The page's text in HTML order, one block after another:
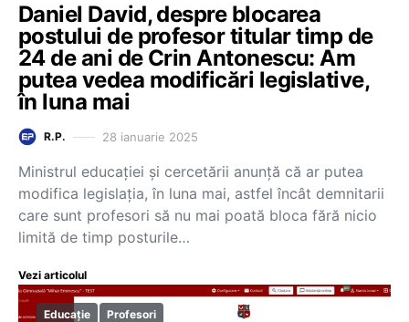
Daniel David, despre blocarea
postului de profesor titular timp de
24 de ani de Crin Antonescu: Am
putea vedea modificări legislative,
în luna mai
R.P. 28 ianuarie 2025
Ministrul educației și cercetării anunță că ar putea
modifica legislația, în luna mai, astfel încât demnitarii
care sunt profesori să nu mai poată bloca fără nicio
limită de timp posturile…
Vezi articolul
Educație Profesori